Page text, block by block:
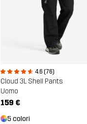
4.6 (76)
Cloud 3L Shell Pants
Uomo
159 €
5 colori